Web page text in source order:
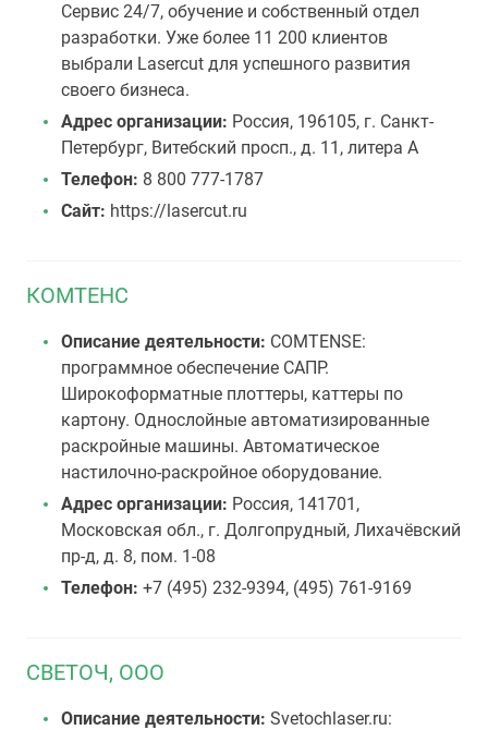
Сервис 24/7, обучение и собственный отдел
разработки. Уже более 11 200 клиентов
выбрали Lasercut для успешного развития
своего бизнеса.
Адрес организации: Россия, 196105, г. Санкт-
Петербург, Витебский просп., д. 11, литера А
Телефон: 8 800 777-1787
Сайт: https://lasercut.ru
КОМТЕНС
Описание деятельности: COMTENSE:
программное обеспечение САПР.
Широкоформатные плоттеры, каттеры по
картону. Однослойные автоматизированные
раскройные машины. Автоматическое
настилочно-раскройное оборудование.
Адрес организации: Россия, 141701,
Московская обл., г. Долгопрудный, Лихачёвский
пр-д, д. 8, пом. 1-08
Телефон: +7 (495) 232-9394, (495) 761-9169
СВЕТОЧ, ООО
Описание деятельности: Svetochlaser.ru: